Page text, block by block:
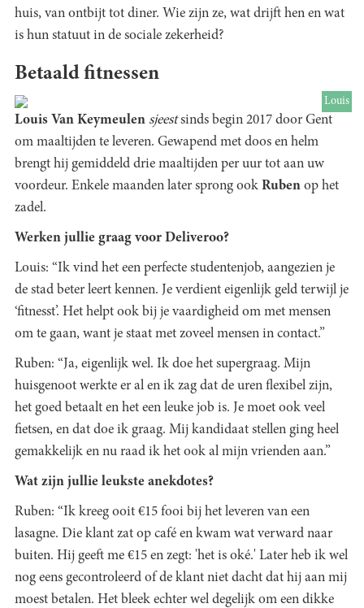
huis, van ontbijt tot diner. Wie zijn ze, wat drijft hen en wat
is hun statuut in de sociale zekerheid?
Betaald fitnessen
Louis
Louis Van Keymeulen sjeestsinds begin 2017 door Gent
om maaltijden te leveren. Gewapend met doos en helm
brengt hij gemiddeld drie maaltijden per uur tot aan uw
voordeur. Enkele maanden later sprong ook Ruben op het
zadel.
Werken jullie graag voor Deliveroo?
Louis: “Ik vind het een perfecte studentenjob, aangezien je
de stad beter leert kennen. Je verdient eigenlijk geld terwijl je
‘fitnesst’. Het helpt ook bij je vaardigheid om met mensen
om te gaan, want je staat met zoveel mensen in contact.”
Ruben: “Ja, eigenlijk wel. Ik doe het supergraag. Mijn
huisgenoot werkte er al en ik zag dat de uren flexibel zijn,
het goed betaalt en het een leuke job is. Je moet ook veel
fietsen, en dat doe ik graag. Mij kandidaat stellen ging heel
gemakkelijk en nu raad ik het ook al mijn vrienden aan.”
Wat zijn jullie leukste anekdotes?
Ruben: “Ik kreeg ooit €15 fooi bij het leveren van een
lasagne. Die klant zat op café en kwam wat verward naar
buiten. Hij geeft me €15 en zegt: 'het is oké.' Later heb ik wel
nog eens gecontroleerd of de klant niet dacht dat hij aan mij
moest betalen. Het bleek echter wel degelijk om een dikke